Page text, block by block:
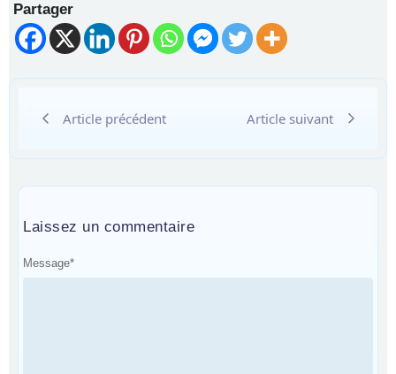
Partager
Article précédent Article suivant
Laissez un commentaire
Message*